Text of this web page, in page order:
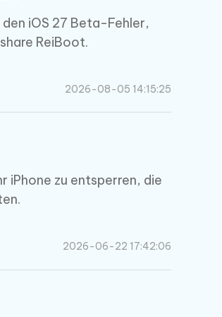
iOS 27 Beta-Fehler,
ReiBoot.
2026-08-05 14:15:25
iPhone zu entsperren, die
2026-06-22 17:42:06